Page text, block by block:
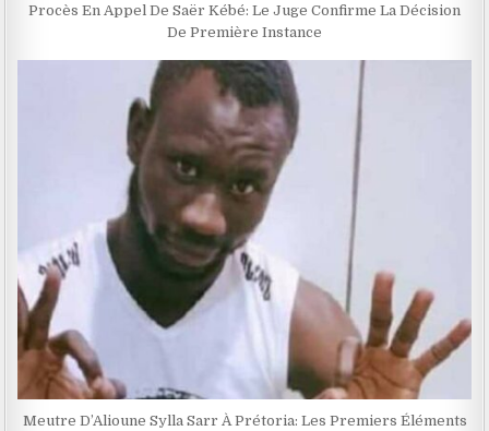
Procès En Appel De Saër Kébé: Le Juge Confirme La Décision
De Première Instance
Meutre D’Alioune Sylla Sarr À Prétoria: Les Premiers Éléments